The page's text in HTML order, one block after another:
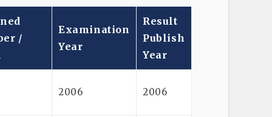
/
Examination
Year
Result
Publish
Year
2006 2006